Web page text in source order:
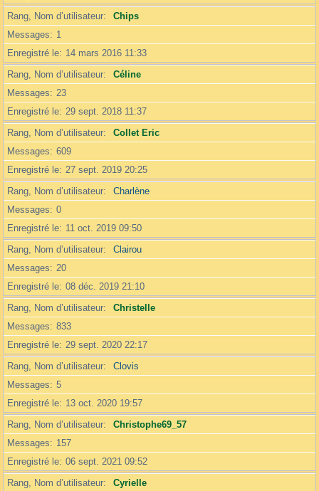
Rang, Nom d’utilisateur
Chips
Messages
1
Enregistré le
14 mars 2016 11:33
Rang, Nom d’utilisateur
Céline
Messages
23
Enregistré le 29 sept. 2018 11:37
Rang, Nom d’utilisateur
Collet Eric
Messages
609
Enregistré le 27 sept. 2019 20:25
Rang, Nom d’utilisateur
Charlène
Messages
0
Enregistré le
11 oct. 2019 09:50
Rang, Nom d’utilisateur
Clairou
Messages
20
Enregistré le 08 déc. 2019 21:10
Rang, Nom d’utilisateur
Christelle
Messages
833
Enregistré le 29 sept. 2020 22:17
Rang, Nom d’utilisateur
Clovis
Messages
5
Enregistré le
13 oct. 2020 19:57
Rang, Nom d’utilisateur
Christophe69_57
Messages
157
Enregistré le 06 sept. 2021 09:52
Rang, Nom d’utilisateur
Cyrielle